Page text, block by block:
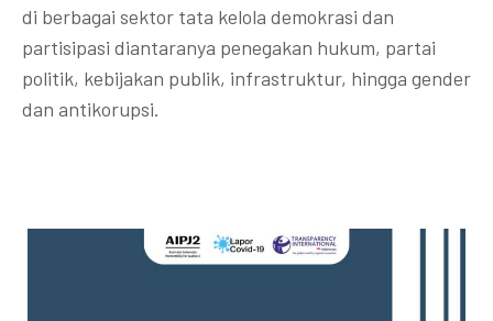
di berbagai sektor tata kelola demokrasi dan
partisipasi diantaranya penegakan hukum, partai
politik, kebijakan publik, infrastruktur, hingga gender
dan antikorupsi.